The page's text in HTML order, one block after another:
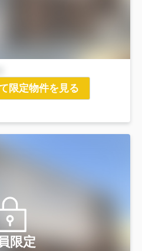
限定物件を見る
限定